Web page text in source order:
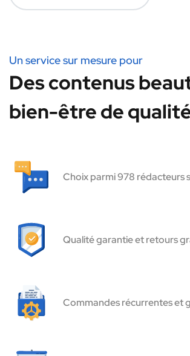
Un service sur mesure pour
Des contenus
bien-être de
Choix parmi 978 rédacteurs
Qualité garantie et retours
Commandes récurrentes et